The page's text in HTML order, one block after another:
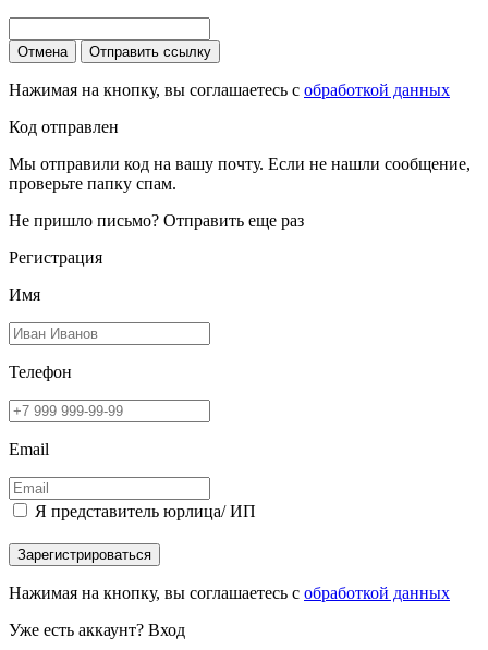
Отмена Отправить ссылку
Нажимая на кнопку, вы соглашаетесь с обработкой данных
Код отправлен
Мы отправили код на вашу почту. Если не нашли сообщение,
проверьте папку спам.
Не пришло письмо? Отправить еще раз
Регистрация
Имя
Телефон
Email
Я представитель юрлица/ ИП
Зарегистрироваться
Нажимая на кнопку, вы соглашаетесь с обработкой данных
Уже есть аккаунт? Вход